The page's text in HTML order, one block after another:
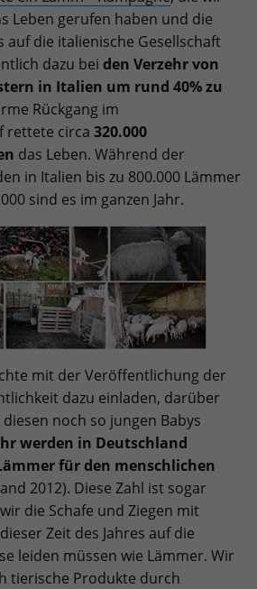
Leben gerufen haben und die
auf die italienische Gesellschaft
dazu bei den Verzehr von
in Italien um rund 40% zu
Rückgang im
rettete circa 320.000
das Leben. Während der
in Italien bis zu 800.000 Lämmer
sind es im ganzen Jahr.
mit der Veröffentlichung der
dazu einladen, darüber
noch so jungen Babys
werden in Deutschland
für den menschlichen
2012). Diese Zahl ist sogar
die Schafe und Ziegen mit
Zeit des Jahres auf die
leiden müssen wie Lämmer. Wir
tierische Produkte durch